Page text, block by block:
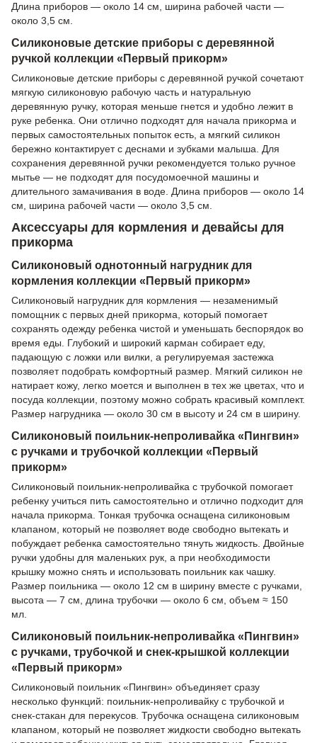
Длина приборов — около 14 см, ширина рабочей части —
около 3,5 см.
Силиконовые детские приборы с деревянной
ручкой коллекции «Первый прикорм»
Силиконовые детские приборы с деревянной ручкой сочетают
мягкую силиконовую рабочую часть и натуральную
деревянную ручку, которая меньше гнется и удобно лежит в
руке ребенка. Они отлично подходят для начала прикорма и
первых самостоятельных попыток есть, а мягкий силикон
бережно контактирует с деснами и зубками малыша. Для
сохранения деревянной ручки рекомендуется только ручное
мытье — не подходят для посудомоечной машины и
длительного замачивания в воде. Длина приборов — около 14
см, ширина рабочей части — около 3,5 см.
Аксессуары для кормления и девайсы для
прикорма
Силиконовый однотонный нагрудник для
кормления коллекции «Первый прикорм»
Силиконовый нагрудник для кормления — незаменимый
помощник с первых дней прикорма, который помогает
сохранять одежду ребенка чистой и уменьшать беспорядок во
время еды. Глубокий и широкий карман собирает еду,
падающую с ложки или вилки, а регулируемая застежка
позволяет подобрать комфортный размер. Мягкий силикон не
натирает кожу, легко моется и выполнен в тех же цветах, что и
посуда коллекции, поэтому можно собрать красивый комплект.
Размер нагрудника — около 30 см в высоту и 24 см в ширину.
Силиконовый поильник-непроливайка «Пингвин»
с ручками и трубочкой коллекции «Первый
прикорм»
Силиконовый поильник-непроливайка с трубочкой помогает
ребенку учиться пить самостоятельно и отлично подходит для
начала прикорма. Тонкая трубочка оснащена силиконовым
клапаном, который не позволяет воде свободно вытекать и
побуждает ребенка самостоятельно тянуть жидкость. Двойные
ручки удобны для маленьких рук, а при необходимости
крышку можно снять и использовать поильник как чашку.
Размер поильника — около 12 см в ширину вместе с ручками,
высота — 7 см, длина трубочки — около 6 см, объем ≈ 150
мл.
Силиконовый поильник-непроливайка «Пингвин»
с ручками, трубочкой и снек-крышкой коллекции
«Первый прикорм»
Силиконовый поильник «Пингвин» объединяет сразу
несколько функций: поильник-непроливайку с трубочкой и
снек-стакан для перекусов. Трубочка оснащена силиконовым
клапаном, который не позволяет жидкости свободно вытекать